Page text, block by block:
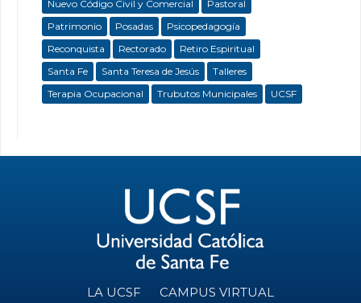
Nuevo Código Civil y Comercial
Pastoral
Patrimonio
Posadas
Psicopedagogía
Reconquista
Rectorado
Retiro Espiritual
Santa Fe
Santa Teresa de Jesús
Talleres
Terapia Ocupacional
Trubutos Municipales UCSF
LA UCSF CAMPUS VIRTUAL